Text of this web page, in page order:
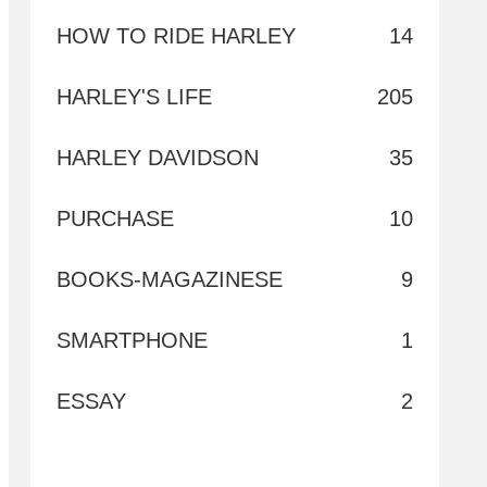
HOW TO RIDE HARLEY 14
HARLEY'S LIFE 205
HARLEY DAVIDSON 35
PURCHASE 10
BOOKS-MAGAZINESE 9
SMARTPHONE 1
ESSAY 2